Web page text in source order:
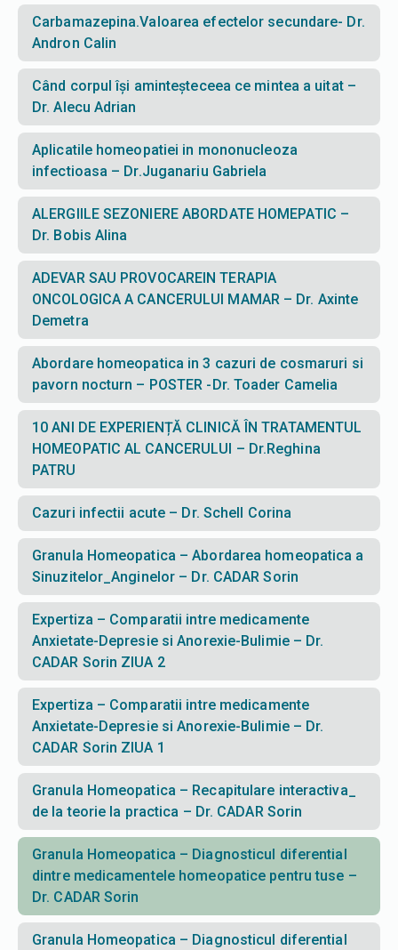
Carbamazepina.Valoarea efectelor secundare- Dr.
Andron Calin
Când corpul își aminteșteceea ce mintea a uitat –
Dr. Alecu Adrian
Aplicatile homeopatiei in mononucleoza
infectioasa – Dr.Juganariu Gabriela
ALERGIILE SEZONIERE ABORDATE HOMEPATIC –
Dr. Bobis Alina
ADEVAR SAU PROVOCAREIN TERAPIA
ONCOLOGICA A CANCERULUI MAMAR – Dr. Axinte
Demetra
Abordare homeopatica in 3 cazuri de cosmaruri si
pavorn nocturn – POSTER -Dr. Toader Camelia
10 ANI DE EXPERIENȚĂ CLINICĂ ÎN TRATAMENTUL
HOMEOPATIC AL CANCERULUI – Dr.Reghina
PATRU
Cazuri infectii acute – Dr. Schell Corina
Granula Homeopatica – Abordarea homeopatica a
Sinuzitelor_Anginelor – Dr. CADAR Sorin
Expertiza – Comparatii intre medicamente
Anxietate-Depresie si Anorexie-Bulimie – Dr.
CADAR Sorin ZIUA 2
Expertiza – Comparatii intre medicamente
Anxietate-Depresie si Anorexie-Bulimie – Dr.
CADAR Sorin ZIUA 1
Granula Homeopatica – Recapitulare interactiva_
de la teorie la practica – Dr. CADAR Sorin
Granula Homeopatica – Diagnosticul diferential
dintre medicamentele homeopatice pentru tuse –
Dr. CADAR Sorin
Granula Homeopatica – Diagnosticul diferential